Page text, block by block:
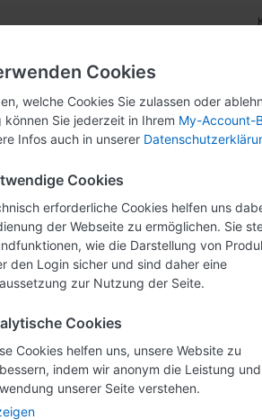
Wettbewerbsurnen POS-Display
Wand A5 (6100)
Cookies
welche Cookies Sie zulassen oder
können Sie jederzeit in Ihrem My-Account-
Infos auch in unserer
Cookies
erforderliche Cookies helfen uns
der Webseite zu ermöglichen. Sie
wie die Darstellung von
den Login sicher und sind daher eine
zur Nutzung der Seite.
Cookies
Cookies helfen uns, unsere Website zu
indem wir anonym die Leistung
unserer Seite verstehen.